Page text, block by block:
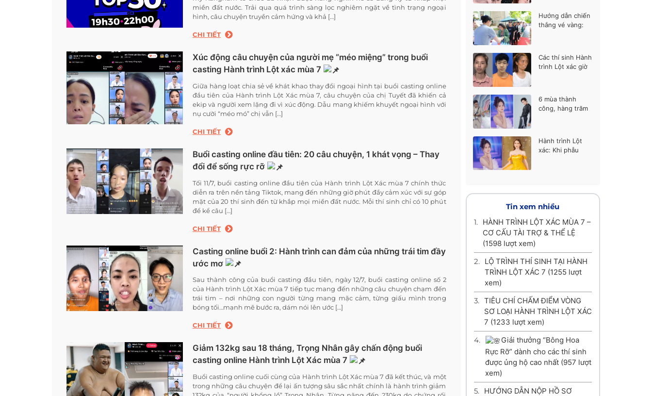
Hướng dẫn chiến
thắng vé vàng:
Các thí sinh Hành
trình Lột xác giờ
6 mùa thành
công, hàng trăm
khác biệt?
Hành trình Lột
xác: Khi phẫu
Tin xem nhiều
1.
HÀNH TRÌNH LỘT XÁC MÙA 7 –
CƠ CẤU TÀI TRỢ & THỂ LỆ
(1598 lượt xem)
2.
LỘ TRÌNH THÍ SINH TẠI HÀNH
TRÌNH LỘT XÁC 7 (1255 lượt
xem)
3. TIÊU CHÍ CHẤM ĐIỂM VÒNG
SƠ LOẠI HÀNH TRÌNH LỘT XÁC
7 (1233 lượt xem)
4.
Giải thưởng “Bông Hoa
Rực Rỡ” dành cho các thí sinh
được ủng hộ cao nhất (957 lượt
xem)
5.
HƯỚNG DẪN NỘP HỒ SƠ
miền đất nước. Trải qua quá trình sàng lọc nghiêm ngặt về tình trạng ngoại
hình, câu chuyện truyền cảm hứng và khả […]
CHI TIẾT
Xúc động câu chuyện của người mẹ “méo miệng” trong buổi
casting Hành trình Lột xác mùa 7
Giữa hàng loạt chia sẻ về khát khao thay đổi ngoại hình tại buổi casting online
đầu tiên của Hành trình Lột Xác mùa 7, câu chuyện của chị Tuyết đã khiến cả
ekip và người xem lặng đi vì xúc động. Dẫu mang khiếm khuyết ngoại hình với
nụ cười “méo mó” chị vẫn […]
CHI TIẾT
Buổi casting online đầu tiên: 20 câu chuyện, 1 khát vọng – Thay
đổi để sống rực rỡ
Tối 11/7, buổi casting online đầu tiên của Hành trình Lột Xác mùa 7 chính thức
diễn ra trên nền tảng Tiktok, mang đến những giờ phút đầy cảm xúc với sự góp
mặt của 20 thí sinh đến từ khắp mọi miền đất nước. Mỗi thí sinh chỉ có 10 phút
để kể câu […]
CHI TIẾT
Casting online buổi 2: Hành trình can đảm của những trái tim đầy
ước mơ
Sau thành công của buổi casting đầu tiên, ngày 12/7, buổi casting online số 2
của Hành trình Lột Xác mùa 7 tiếp tục mang đến những câu chuyện chạm đến
trái tim – nơi những con người từng mang mặc cảm, từng giấu mình trong
bóng tối…mạnh mẽ bước ra, dám nói lên ước […]
CHI TIẾT
Giảm 132kg sau 18 tháng, Trọng Nhân gây chấn động buổi
casting online Hành trình Lột Xác mùa 7
Buổi casting online cuối cùng của Hành trình Lột Xác mùa 7 đã kết thúc, và một
trong những câu chuyện để lại ấn tượng sâu sắc nhất chính là hành trình giảm